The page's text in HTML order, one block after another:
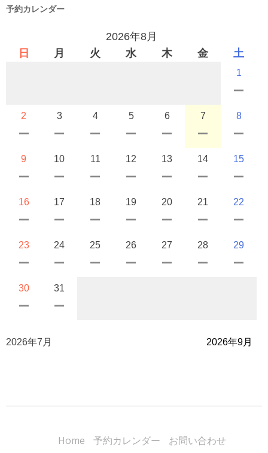
予約カレンダー
2026年8月
日
月 火 水 木 金 土
1
2 3 4 5 6 7 8
9 10 11 12 13 14 15
16 17 18 19 20 21 22
23 24 25 26 27 28 29
30 31
2026年7月 2026年9月
Home 予約カレンダー お問い合わせ